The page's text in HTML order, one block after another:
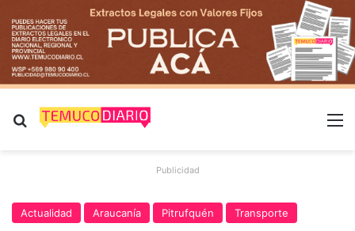
Buscar por
Publicidad
Actualidad Araucanía Pitrufquén Transporte